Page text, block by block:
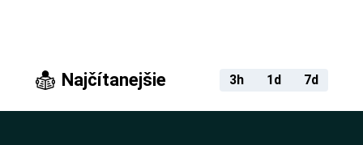
Najčítanejšie 3h 1d 7d